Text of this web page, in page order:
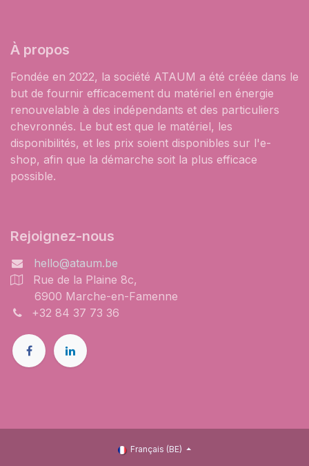
À propos
Fondée en 2022, la société ATAUM a été créée dans le
but de fournir efficacement du matériel en énergie
renouvelable à des indépendants et des particuliers
chevronnés. Le but est que le matériel, les
disponibilités, et les prix soient disponibles sur l'e-
shop, afin que la démarche soit la plus efficace
possible.
Rejoignez-nous
hello@ataum.be
Rue de la Plaine 8c,
6900 Marche-en-Famenne
+32 84 37 73 36
Français (BE)